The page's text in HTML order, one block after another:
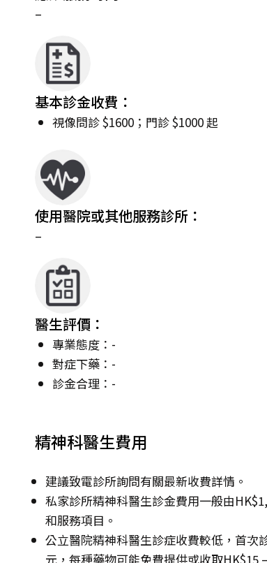
–
基本診金收費：
視像問診 $1600；門診 $1000 起
使用醫院或其他服務診所：
–
醫生評價：
專業態度：-
對症下藥：-
診金合理：-
精神科醫生費用
建議致電診所詢問有關最新收費詳情。
私家診所精神科醫生診金費用一般由
和服務項目。
公立醫院精神科醫生診症收費較低，首次
元，每種藥物可能免費提供或收取HK$15